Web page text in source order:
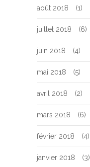
août 2018 (1)
juillet 2018 (6)
juin 2018 (4)
mai 2018 (5)
avril 2018 (2)
mars 2018 (6)
février 2018 (4)
janvier 2018 (3)